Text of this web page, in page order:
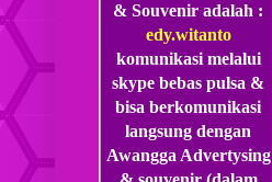
& Souvenir adalah :
edy.witanto
komunikasi melalui
skype bebas pulsa &
bisa berkomunikasi
langsung dengan
Awangga Advertysing